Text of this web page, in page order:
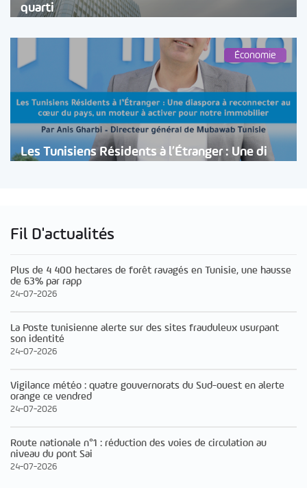
quarti
Économie
Les Tunisiens Résidents à l’Étranger : Une di
Fil D'actualités
Plus de 4 400 hectares de forêt ravagés en Tunisie, une hausse
de 63% par rapp
24-07-2026
La Poste tunisienne alerte sur des sites frauduleux usurpant
son identité
24-07-2026
Vigilance météo : quatre gouvernorats du Sud-ouest en alerte
orange ce vendred
24-07-2026
Route nationale n°1 : réduction des voies de circulation au
niveau du pont Sai
24-07-2026